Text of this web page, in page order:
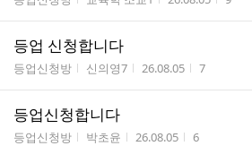
등업 신청합니다
게시판명
등업신청방 작성자
신의영7 작성시간
26.08.05 조회수
7
등업신청합니다
게시판명
등업신청방 작성자
박초윤 작성시간
26.08.05 조회수
6